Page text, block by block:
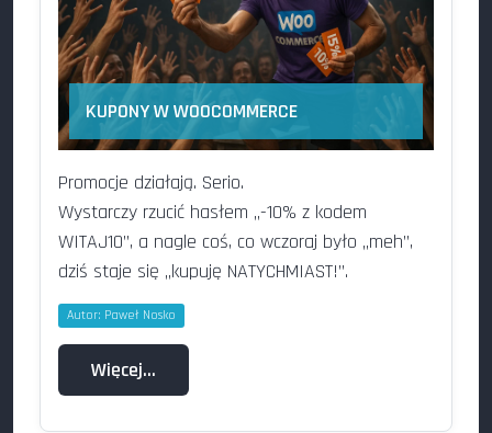
KUPONY W WOOCOMMERCE
Promocje działają. Serio.
Wystarczy rzucić hasłem „-10% z kodem
WITAJ10”, a nagle coś, co wczoraj było „meh”,
dziś staje się „kupuję NATYCHMIAST!”.
Autor: Paweł Nosko
Więcej…